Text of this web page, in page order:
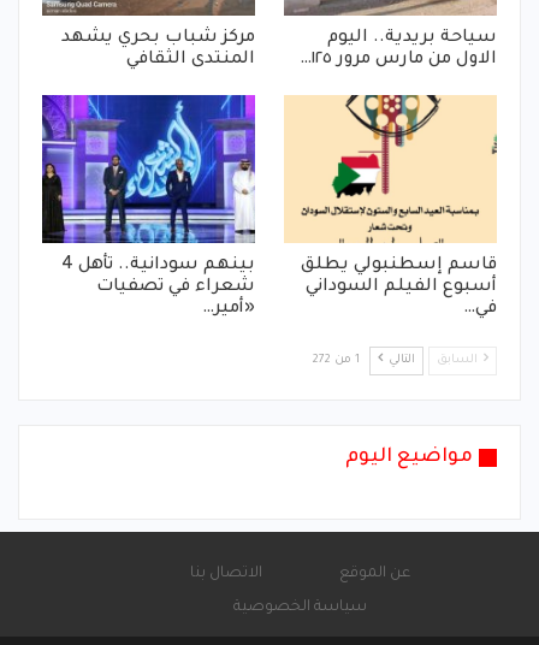
سياحة بريدية.. اليوم
الاول من مارس مرور ١٢٥…
مركز شباب بحري يشهد
المنتدى الثقافي
قاسم إسطنبولي يطلق
أسبوع الفيلم السوداني
في…
بينهم سودانية.. تأهل 4
شعراء في تصفيات
«أمير…
السابق التالي 1 من 272
مواضيع اليوم
عن الموقع
الاتصال بنا
سياسة الخصوصية